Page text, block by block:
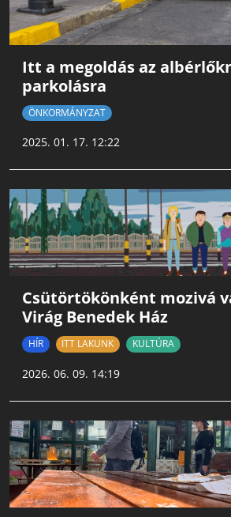
Itt a megoldás az
parkolásra
ÖNKORMÁNYZAT
2025. 01. 17. 12:22
Csütörtökönként mozivá
Virág Benedek Ház
HÍR ITT LAKUNK KULTÚRA
2026. 06. 09. 14:19